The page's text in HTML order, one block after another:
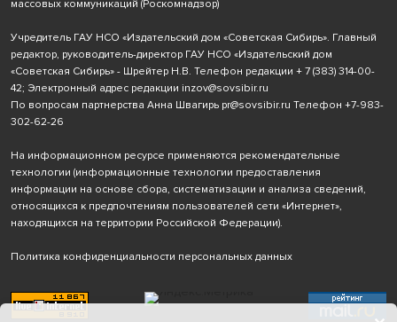
массовых коммуникаций (Роскомнадзор)
Учредитель ГАУ НСО «Издательский дом «Советская Сибирь». Главный
редактор, руководитель-директор ГАУ НСО «Издательский дом
«Советская Сибирь» - Шрейтер Н.В. Телефон редакции + 7 (383) 314-00-
42; Электронный адрес редакции inzov@sovsibir.ru
По вопросам партнерства Анна Швагирь pr@sovsibir.ru Телефон +7-983-
302-62-26
На информационном ресурсе применяются рекомендательные
технологии (информационные технологии предоставления
информации на основе сбора, систематизации и анализа сведений,
относящихся к предпочтениям пользователей сети «Интернет»,
находящихся на территории Российской Федерации).
Политика конфиденциальности персональных данных